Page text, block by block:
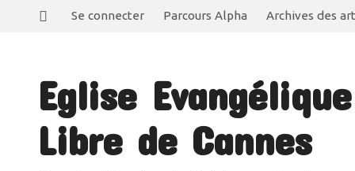
Se connecter Parcours Alpha Archives des
Eglise Evangélique
Libre de Cannes